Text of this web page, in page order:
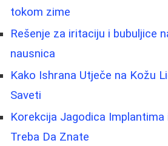
tokom zime
Rešenje za iritaciju i bubuljice
nausnica
Kako Ishrana Utječe na Kožu
Saveti
Korekcija Jagodica Implantima
Treba Da Znate